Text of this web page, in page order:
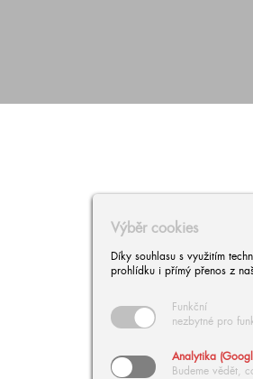
Výběr cookies
Díky souhlasu s využitím
prohlídku i přímý přenos z
Funkční
nezbytné pro
Analytika
Budeme vědět,